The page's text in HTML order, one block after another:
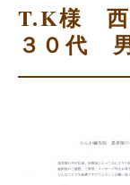
T.K様
３０代